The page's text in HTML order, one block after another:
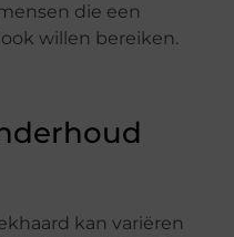
die een
willen bereiken.
kan variëren